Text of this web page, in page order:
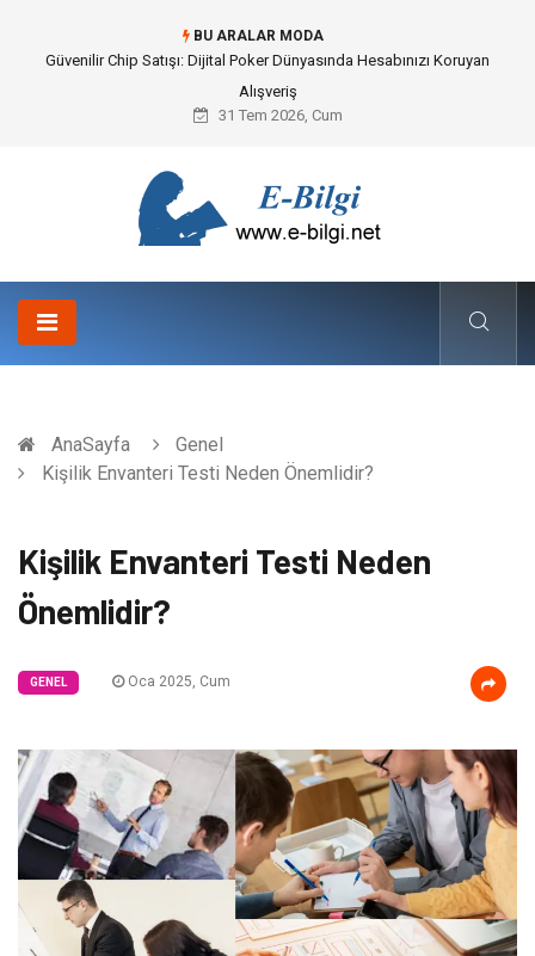
BU ARALAR MODA
Bahçe Çiti Kültürü ve Modern Peyzaj Mimarisindeki Hayati Rolü
31 Tem 2026, Cum
AnaSayfa
Genel
Kişilik Envanteri Testi Neden Önemlidir?
Kişilik Envanteri Testi Neden
Önemlidir?
GENEL Oca 2025, Cum